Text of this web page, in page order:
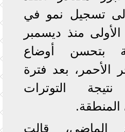
إلى تسجيل نمو في
الأولى منذ ديسمبر
بتحسن أوضاع
الأحمر، بعد فترة
التوترات
الماضي، قالت